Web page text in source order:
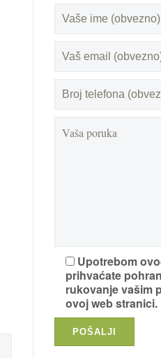
Upotrebom
prihvaćate
rukovanje vašim
ovoj web stranici.